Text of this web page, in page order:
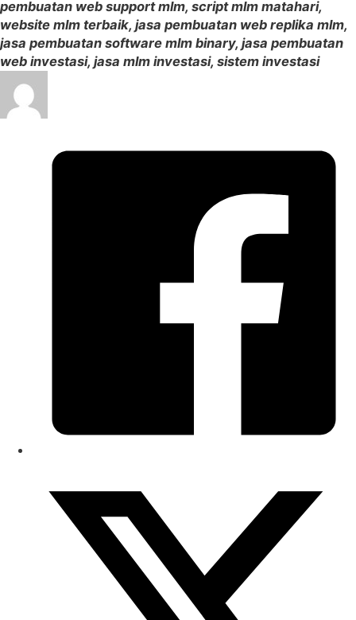
pembuatan web support mlm, script mlm matahari,
website mlm terbaik, jasa pembuatan web replika mlm,
jasa pembuatan software mlm binary, jasa pembuatan
web investasi, jasa mlm investasi, sistem investasi